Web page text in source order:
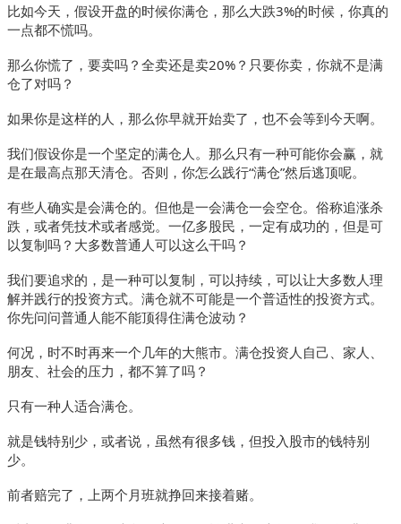
比如今天，假设开盘的时候你满仓，那么大跌3%的时候，你真的
一点都不慌吗。
那么你慌了，要卖吗？全卖还是卖20%？只要你卖，你就不是满
仓了对吗？
如果你是这样的人，那么你早就开始卖了，也不会等到今天啊。
我们假设你是一个坚定的满仓人。那么只有一种可能你会赢，就
是在最高点那天清仓。否则，你怎么践行“满仓”然后逃顶呢。
有些人确实是会满仓的。但他是一会满仓一会空仓。俗称追涨杀
跌，或者凭技术或者感觉。一亿多股民，一定有成功的，但是可
以复制吗？大多数普通人可以这么干吗？
我们要追求的，是一种可以复制，可以持续，可以让大多数人理
解并践行的投资方式。满仓就不可能是一个普适性的投资方式。
你先问问普通人能不能顶得住满仓波动？
何况，时不时再来一个几年的大熊市。满仓投资人自己、家人、
朋友、社会的压力，都不算了吗？
只有一种人适合满仓。
就是钱特别少，或者说，虽然有很多钱，但投入股市的钱特别
少。
前者赔完了，上两个月班就挣回来接着赌。